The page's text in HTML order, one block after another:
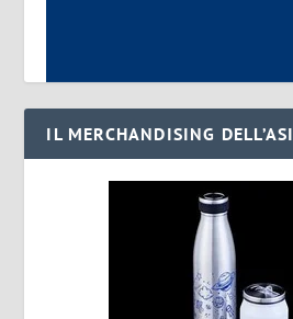
IL MERCHANDISING DELL’ASI